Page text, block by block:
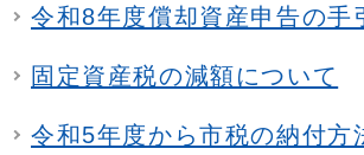
令和8年度償却資産申告の手
固定資産税の減額について
令和5年度から市税の納付方